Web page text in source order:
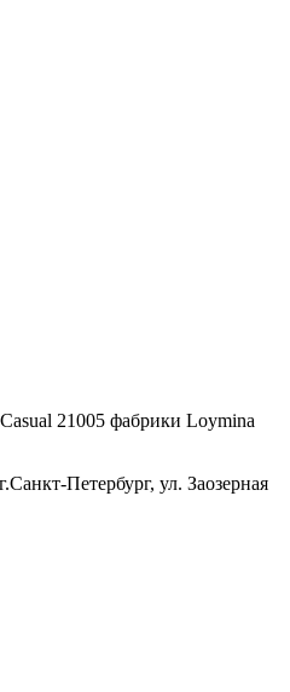
21005 фабрики Loymina
Петербург, ул. Заозерная